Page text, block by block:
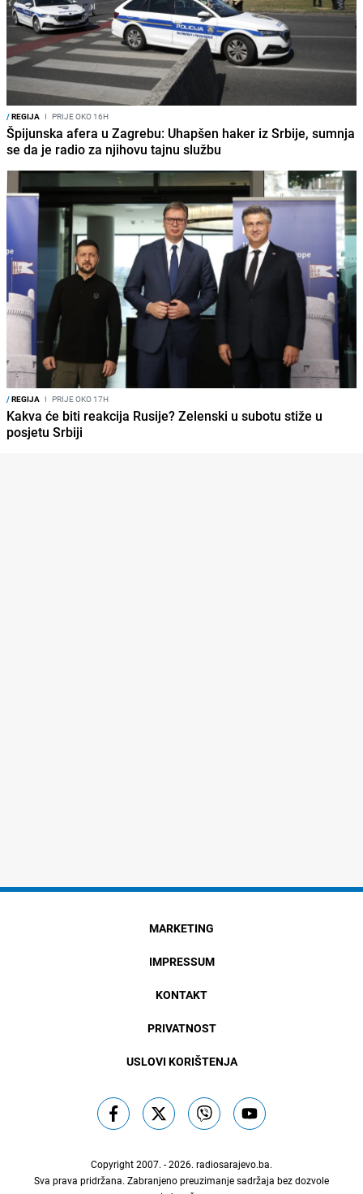
/REGIJA I PRIJE OKO 16H
Špijunska afera u Zagrebu: Uhapšen haker iz Srbije, sumnja
se da je radio za njihovu tajnu službu
/REGIJA I PRIJE OKO 17H
Kakva će biti reakcija Rusije? Zelenski u subotu stiže u
posjetu Srbiji
MARKETING
IMPRESSUM
KONTAKT
PRIVATNOST
USLOVI KORIŠTENJA
Copyright 2007. - 2026. radiosarajevo.ba.
Sva prava pridržana. Zabranjeno preuzimanje sadržaja bez dozvole